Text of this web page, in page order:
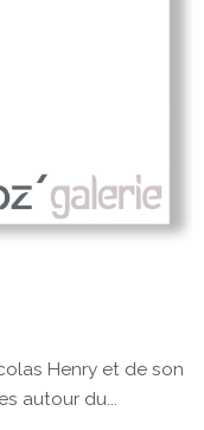
Henry et de son
autour du...